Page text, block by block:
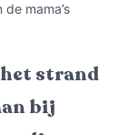
mama’s
het strand
bij